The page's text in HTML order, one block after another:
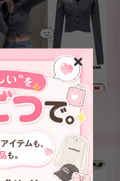
★TWICE ミナ 着用！！
【LOADINGROOM】HAND
STITCH CARDIGAN
¥54,600